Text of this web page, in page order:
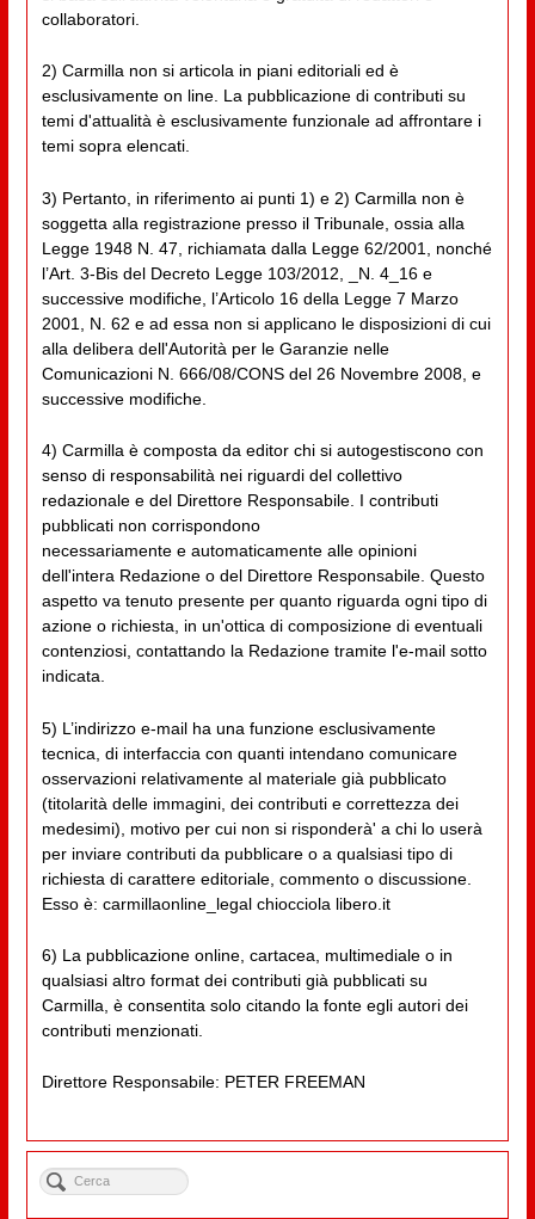
collaboratori.
2) Carmilla non si articola in piani editoriali ed è
esclusivamente on line. La pubblicazione di contributi su
temi d'attualità è esclusivamente funzionale ad affrontare i
temi sopra elencati.
3) Pertanto, in riferimento ai punti 1) e 2) Carmilla non è
soggetta alla registrazione presso il Tribunale, ossia alla
Legge 1948 N. 47, richiamata dalla Legge 62/2001, nonché
l’Art. 3-Bis del Decreto Legge 103/2012, _N. 4_16 e
successive modifiche, l’Articolo 16 della Legge 7 Marzo
2001, N. 62 e ad essa non si applicano le disposizioni di cui
alla delibera dell'Autorità per le Garanzie nelle
Comunicazioni N. 666/08/CONS del 26 Novembre 2008, e
successive modifiche.
4) Carmilla è composta da editor chi si autogestiscono con
senso di responsabilità nei riguardi del collettivo
redazionale e del Direttore Responsabile. I contributi
pubblicati non corrispondono
necessariamente e automaticamente alle opinioni
dell'intera Redazione o del Direttore Responsabile. Questo
aspetto va tenuto presente per quanto riguarda ogni tipo di
azione o richiesta, in un'ottica di composizione di eventuali
contenziosi, contattando la Redazione tramite l'e-mail sotto
indicata.
5) L’indirizzo e-mail ha una funzione esclusivamente
tecnica, di interfaccia con quanti intendano comunicare
osservazioni relativamente al materiale già pubblicato
(titolarità delle immagini, dei contributi e correttezza dei
medesimi), motivo per cui non si risponderà' a chi lo userà
per inviare contributi da pubblicare o a qualsiasi tipo di
richiesta di carattere editoriale, commento o discussione.
Esso è: carmillaonline_legal chiocciola libero.it
6) La pubblicazione online, cartacea, multimediale o in
qualsiasi altro format dei contributi già pubblicati su
Carmilla, è consentita solo citando la fonte egli autori dei
contributi menzionati.
Direttore Responsabile: PETER FREEMAN